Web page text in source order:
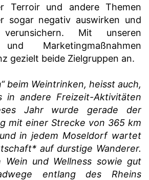
Terroir und andere Themen
sogar negativ auswirken und
Mit unseren
Marketingmaßnahmen
gezielt beide Zielgruppen an.
beim Weintrinken, heisst auch,
in andere Freizeit-Aktivitäten
Jahr wurde gerade der
mit einer Strecke von 365 km
in jedem Moseldorf wartet
auf durstige Wanderer.
Wein und Wellness sowie gut
entlang des Rheins